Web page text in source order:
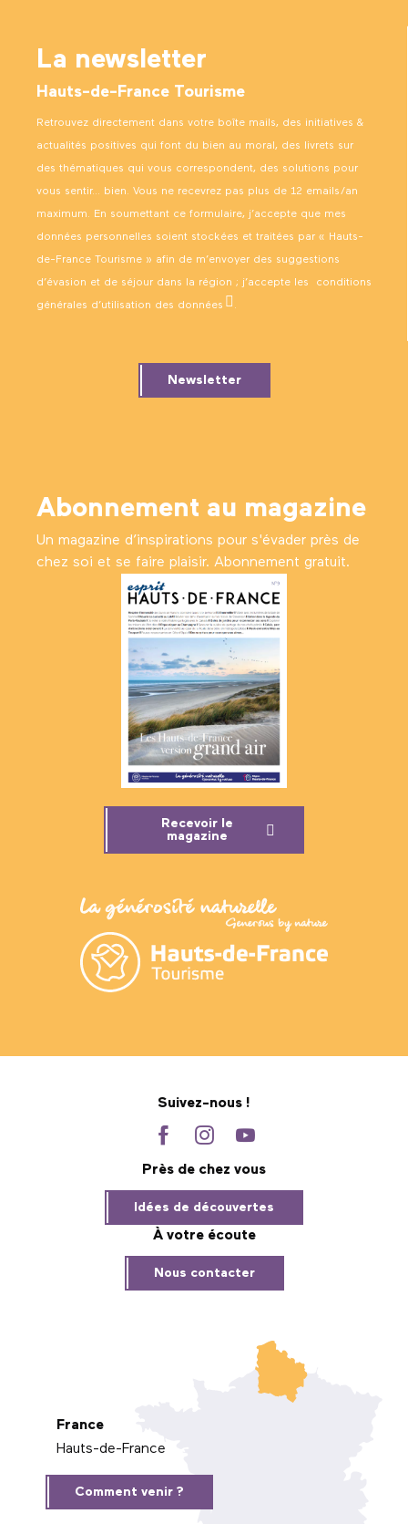
La newsletter
Hauts-de-France Tourisme
Retrouvez directement dans votre boîte mails, des initiatives &
actualités positives qui font du bien au moral, des livrets sur
des thématiques qui vous correspondent, des solutions pour
vous sentir… bien. Vous ne recevrez pas plus de 12 emails/an
maximum. En soumettant ce formulaire, j’accepte que mes
données personnelles soient stockées et traitées par « Hauts-
de-France Tourisme » afin de m’envoyer des suggestions
d’évasion et de séjour dans la région ; j’accepte les conditions
générales d’utilisation des données .
Newsletter
Abonnement au magazine
Un magazine d’inspirations pour s'évader près de
chez soi et se faire plaisir. Abonnement gratuit.
Recevoir le
magazine
Suivez-nous !
Près de chez vous
Idées de découvertes
À votre écoute
Nous contacter
France
Hauts-de-France
Comment venir ?